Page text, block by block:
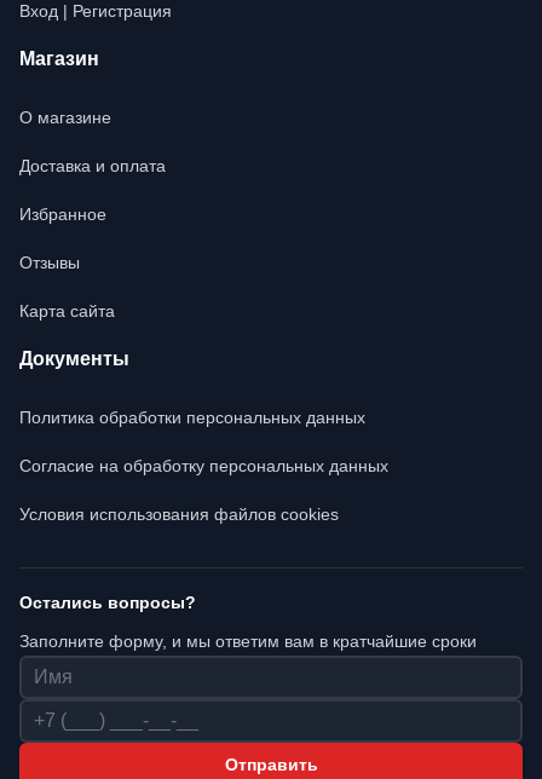
Вход | Регистрация
Магазин
О магазине
Доставка и оплата
Избранное
Отзывы
Карта сайта
Документы
Политика обработки персональных данных
Согласие на обработку персональных данных
Условия использования файлов cookies
Остались вопросы?
Заполните форму, и мы ответим вам в кратчайшие сроки
Имя
Телефон
Отправить